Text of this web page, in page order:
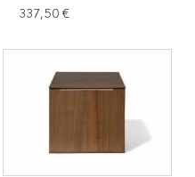
337,50 €